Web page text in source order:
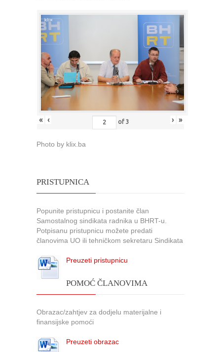
« ‹ of 3 › »
Photo by klix.ba
PRISTUPNICA
Popunite pristupnicu i postanite član
Samostalnog sindikata radnika u BHRT-u.
Potpisanu pristupnicu možete predati
članovima UO ili tehničkom sekretaru Sindikata
Preuzeti pristupnicu
POMOĆ ČLANOVIMA
Obrazac/zahtjev za dodjelu materijalne i
finansijske pomoći
Preuzeti obrazac